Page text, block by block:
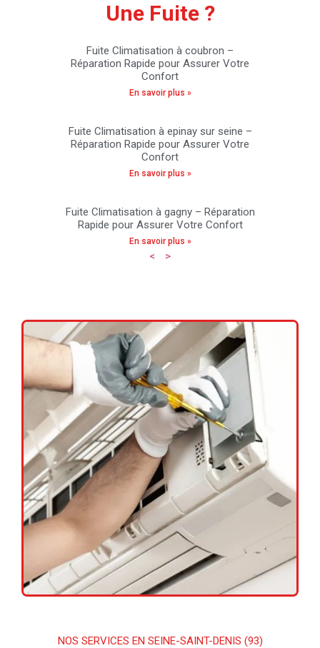
Une Fuite ?
Fuite Climatisation à coubron –
Réparation Rapide pour Assurer Votre
Confort
En savoir plus »
Fuite Climatisation à epinay sur seine –
Réparation Rapide pour Assurer Votre
Confort
En savoir plus »
Fuite Climatisation à gagny – Réparation
Rapide pour Assurer Votre Confort
En savoir plus »
< >
NOS SERVICES EN SEINE-SAINT-DENIS (93)